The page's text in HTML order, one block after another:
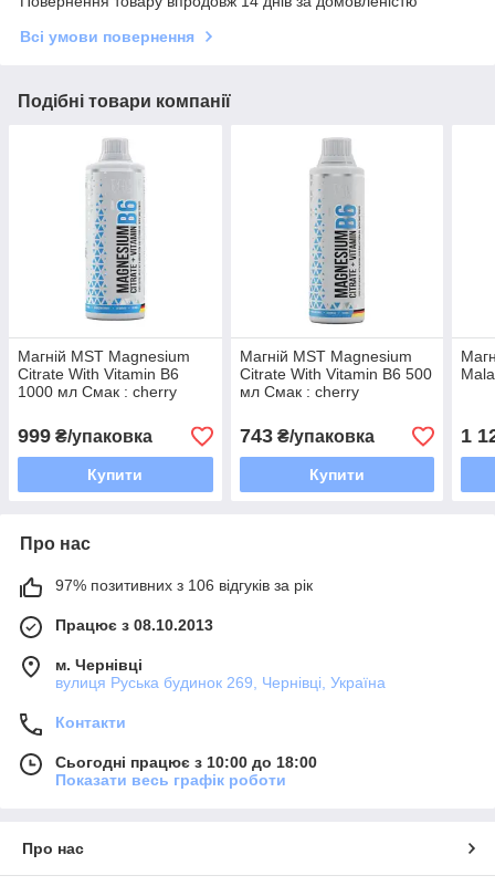
Всі умови повернення
Подібні товари компанії
Магній MST Magnesium
Citrate With Vitamin B6
1000 мл Смак : cherry
999 ₴/упаковка
Купити
Магній MST Magnesium
Citrate With Vitamin B6 500
мл Смак : cherry
743₴/упаковка
Купити
1
Про нас
97% позитивних з 106 відгуків за рік
Працює з 08.10.2013
м. Чернівці
вулиця Руська будинок 269, Чернівці, Україна
Контакти
Сьогодні працює з 10:00 до 18:00
Показати весь графік роботи
Про нас